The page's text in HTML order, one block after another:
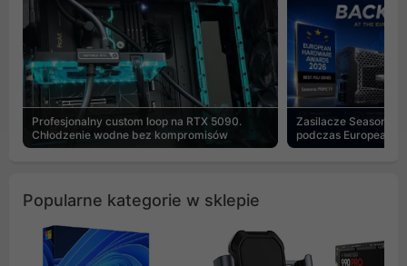
Profesjonalny custom loop na RTX 5090.
Chłodzenie wodne bez kompromisów
Zasilacze Seasonic
podczas European
Popularne kategorie w sklepie